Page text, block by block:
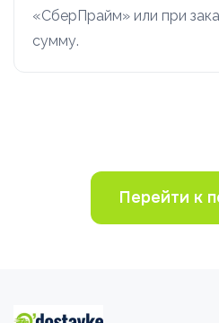
«СберПрайм» или при
сумму.
Перейти к